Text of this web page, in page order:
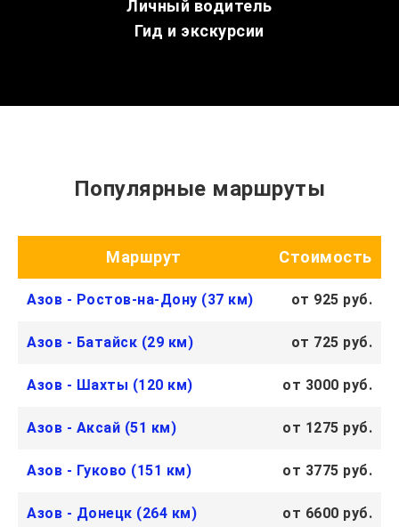
Личный водитель
Гид и экскурсии
Популярные маршруты
Маршрут Стоимость
Азов - Ростов-на-Дону (37 км) от 925 руб.
Азов - Батайск (29 км) от 725 руб.
Азов - Шахты (120 км) от 3000 руб.
Азов - Аксай (51 км) от 1275 руб.
Азов - Гуково (151 км) от 3775 руб.
Азов - Донецк (264 км) от 6600 руб.